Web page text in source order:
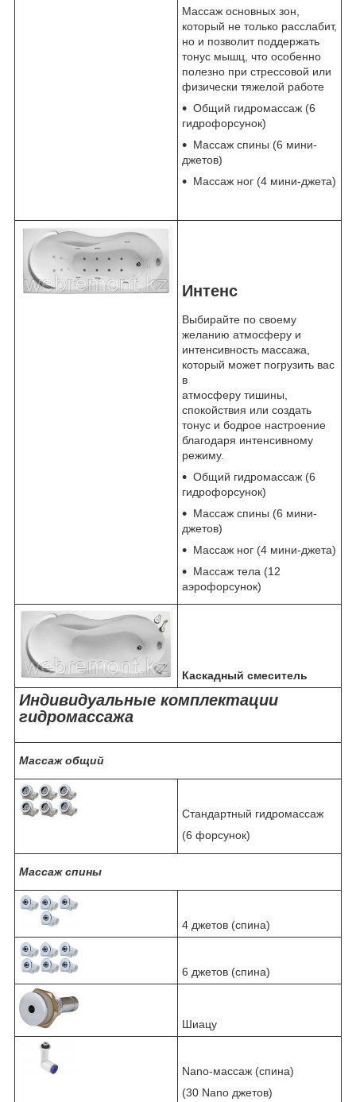
Массаж основных зон,
который не только расслабит,
но и позволит поддержать
тонус мышц, что особенно
полезно при стрессовой или
физически тяжелой работе
Общий гидромассаж (6
гидрофорсунок)
Массаж спины (6 мини-
джетов)
Массаж ног (4 мини-джета)
Интенс
Выбирайте по своему
желанию атмосферу и
интенсивность массажа,
который может погрузить вас
в
атмосферу тишины,
спокойствия или создать
тонус и бодрое настроение
благодаря интенсивному
режиму.
Общий гидромассаж (6
гидрофорсунок)
Массаж спины (6 мини-
джетов)
Массаж ног (4 мини-джета)
Массаж тела (12
аэрофорсунок)
Каскадный смеситель
Индивидуальные комплектации
гидромассажа
Массаж общий
Стандартный гидромассаж
(6 форсунок)
Массаж спины
4 джетов (спина)
6 джетов (спина)
Шиацу
Nano-массаж (спина)
(30 Nano джетов)